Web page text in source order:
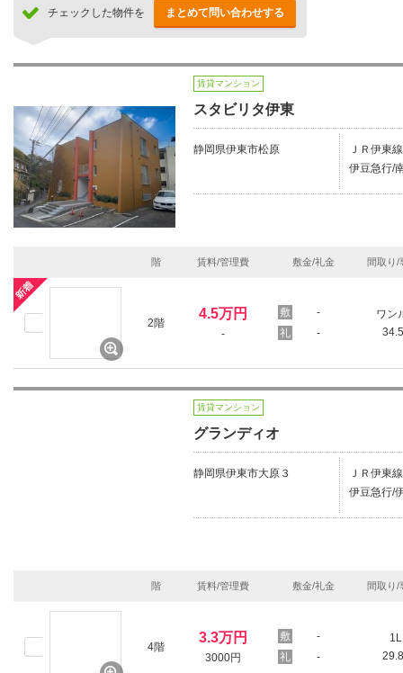
チェックした物件を まとめて問い合わせする
賃貸マンション
スタビリタ伊東
静岡県伊東市松原
ＪＲ伊東
伊豆急行/
階 賃料/管理費 敷金/礼金 間取り/
2階
4.5万円
-
-
-
ワン
賃貸マンション
グランディオ
静岡県伊東市大原３
ＪＲ伊東
伊豆急行/
階 賃料/管理費 敷金/礼金 間取り/
4階
3.3万円
3000円
-
-